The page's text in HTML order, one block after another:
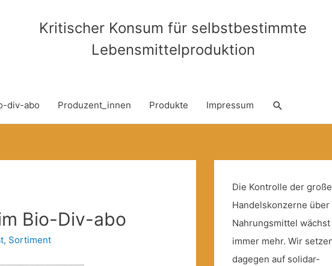
Kritischer Konsum für selbstbestimmte
Lebensmittelproduktion
div-abo Produzent_innen Produkte Impressum Suche
Bio-Div-abo
, Sortiment
Die Kontrolle der
Handelskonzerne über
Nahrungsmittel wächst
immer mehr. Wir
dagegen auf solidar-